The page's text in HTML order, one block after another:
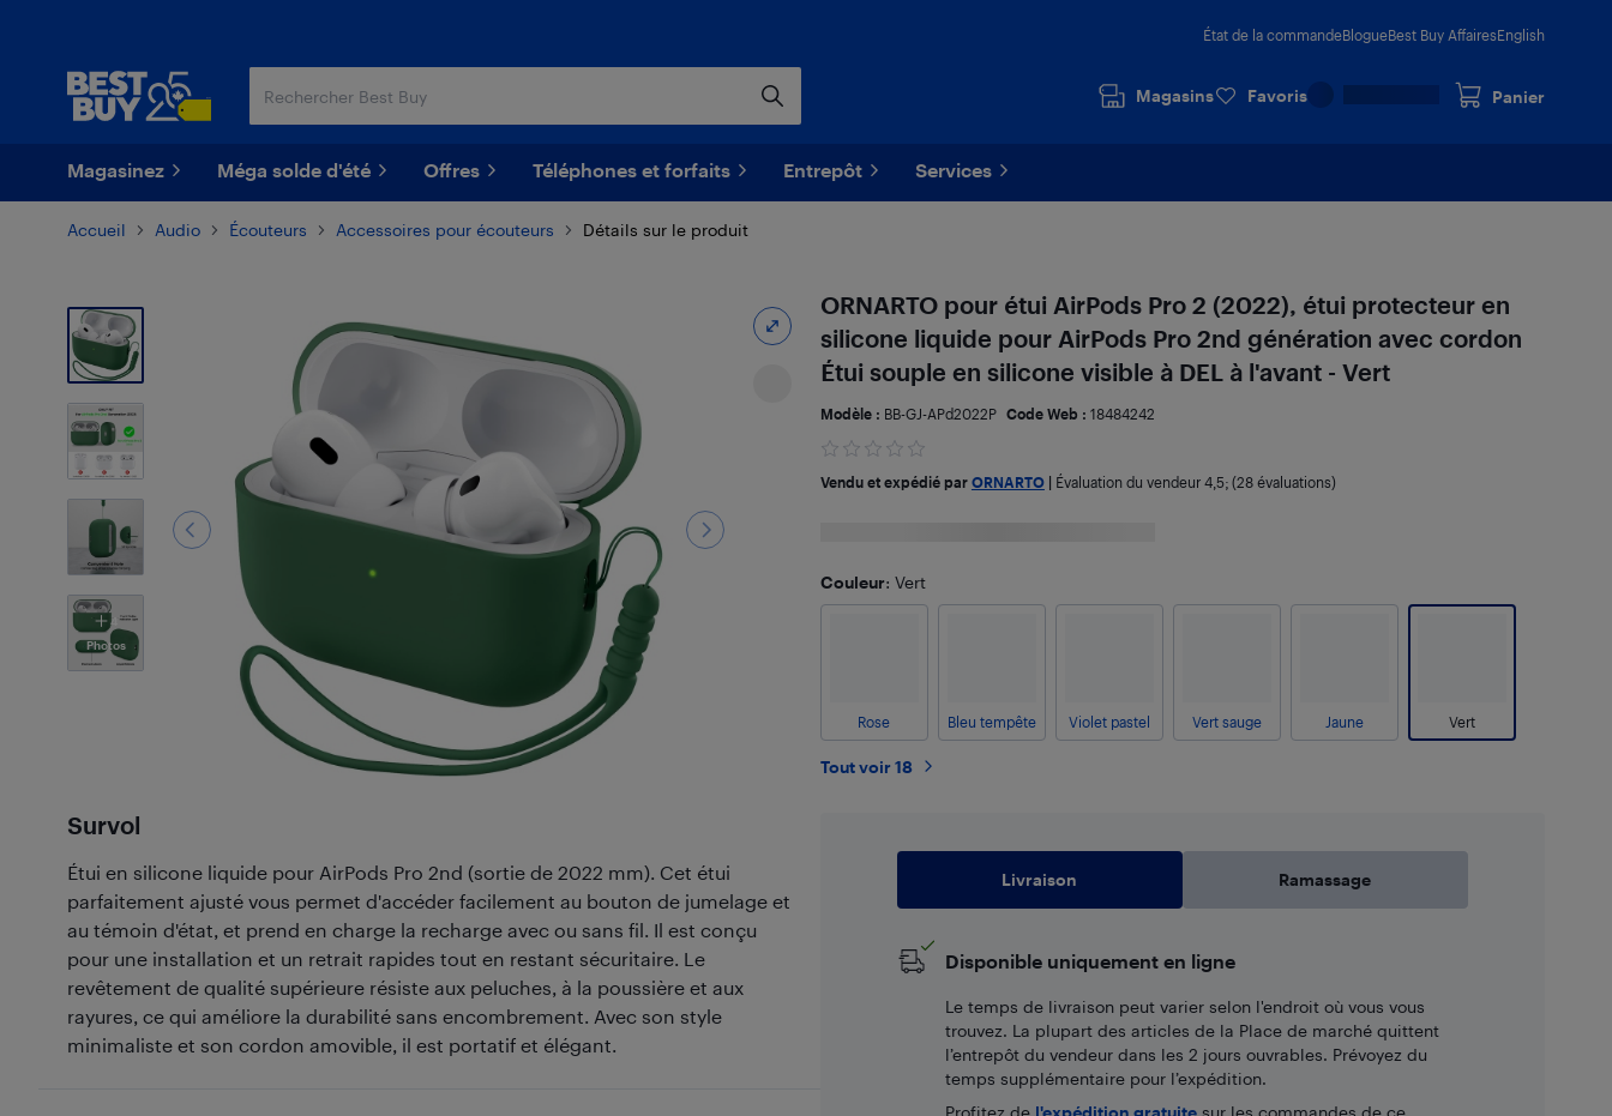
État de la commandeBlogueBest Buy AffairesEnglish
Magasins Favoris Panier
Magasinez Méga solde d'été Offres Téléphones et forfaits Entrepôt Services
Accueil Audio Écouteurs Accessoires pour écouteurs Détails sur le produit
4
Photos
Survol
Étui en silicone liquide pour AirPods Pro 2nd (sortie de 2022 mm). Cet étui
parfaitement ajusté vous permet d'accéder facilement au bouton de jumelage et
au témoin d'état, et prend en charge la recharge avec ou sans fil. Il est conçu
pour une installation et un retrait rapides tout en restant sécuritaire. Le
revêtement de qualité supérieure résiste aux peluches, à la poussière et aux
rayures, ce qui améliore la durabilité sans encombrement. Avec son style
minimaliste et son cordon amovible, il est portatif et élégant.
ORNARTO pour étui AirPods Pro 2 (2022), étui protecteur en
silicone liquide pour AirPods Pro 2nd génération avec cordon
Étui souple en silicone visible à DEL à l'avant - Vert
Modèle : BB-GJ-APd2022P Code Web : 18484242
Vendu et expédié par ORNARTO| Évaluation du vendeur 4,5; (28 évaluations)
Couleur: Vert
Rose Bleu tempête Violet pastel Vert sauge Jaune Vert
Tout voir 18
Livraison Ramassage
Disponible uniquement en ligne
Le temps de livraison peut varier selon l'endroit où vous vous
trouvez. La plupart des articles de la Place de marché quittent
l’entrepôt du vendeur dans les 2 jours ouvrables. Prévoyez du
temps supplémentaire pour l’expédition.